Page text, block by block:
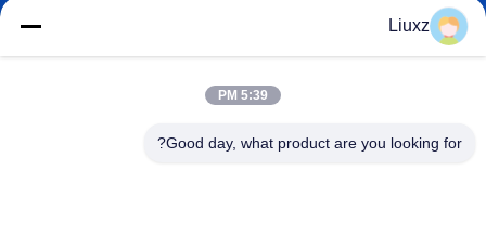
Liuxz
5:39 PM
Good day, what product are you looking for?